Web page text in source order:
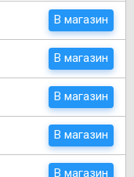
В магазин
В магазин
В магазин
В магазин
В магазин